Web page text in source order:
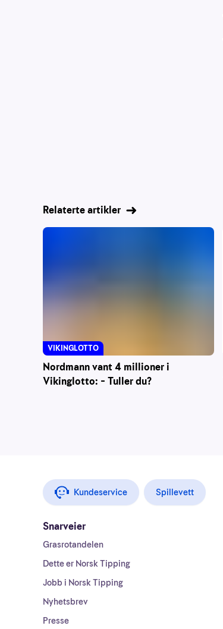
Relaterte artikler
Nordmann vant 4 millioner i
Vikinglotto: – Tuller du?
VIKINGLOTTO
Kundeservice Spillevett
Snarveier
Grasrotandelen
Dette er Norsk Tipping
Jobb i Norsk Tipping
Nyhetsbrev
Presse